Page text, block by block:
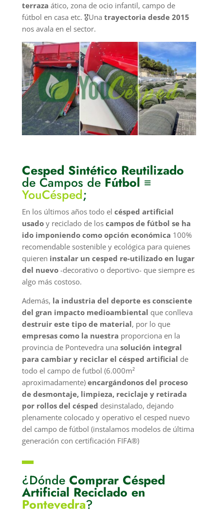
terraza ático, zona de ocio infantil, campo de
fútbol en casa etc. 🎖️Una trayectoria desde 2015
nos avala en el sector.
Cesped Sintético Reutilizado
de Campos de Fútbol ≡
YouCésped;
En los últimos años todo el césped artificial
usadoy reciclado de los campos de fútbol se ha
ido imponiendo como opción económica 100%
recomendable sostenible y ecológica para quienes
quieren instalar un cesped re-utilizado en lugar
del nuevo-decorativo o deportivo- que siempre es
algo más costoso.
Además, la industria del deporte es consciente
del gran impacto medioambiental que conlleva
destruir este tipo de material, por lo que
empresas como la nuestra proporciona en la
provincia de Pontevedra una solución integral
para cambiar y reciclar el césped artificial de
todo el campo de futbol (6.000m²
aproximadamente) encargándonos del proceso
de desmontaje, limpieza, reciclaje y retirada
por rollos del césped desinstalado, dejando
plenamente colocado y operativo el cesped nuevo
del campo de fútbol (instalamos modelos de última
generación con certificación FIFA®)
▬
¿Dónde Comprar Césped
Artificial Reciclado en
Pontevedra?